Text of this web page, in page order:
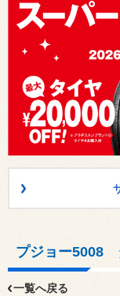
プジョー5008
一覧へ戻る